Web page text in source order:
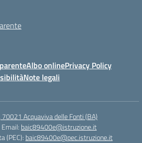
Albo onlinePrivacy Policy
Note legali
Acquaviva delle Fonti (BA)
Email: baic89400e@istruzione.it
(PEC): baic89400e@pec.istruzione.it